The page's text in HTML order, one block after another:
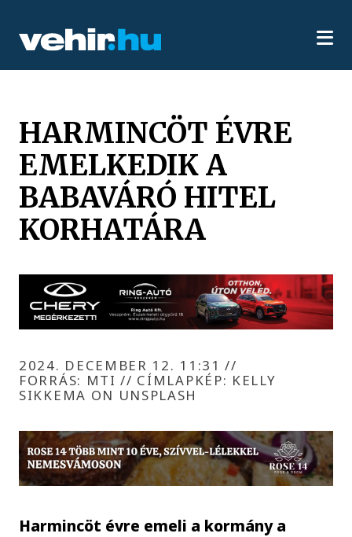
HARMINCÖT ÉVRE
EMELKEDIK A
BABAVÁRÓ HITEL
KORHATÁRA
2024. DECEMBER 12. 11:31//
FORRÁS: MTI // CÍMLAPKÉP: KELLY
SIKKEMA ON UNSPLASH
Harmincöt évre emeli a kormány a